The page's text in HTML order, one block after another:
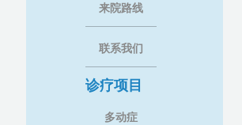
来院路线
联系我们
诊疗项目
多动症